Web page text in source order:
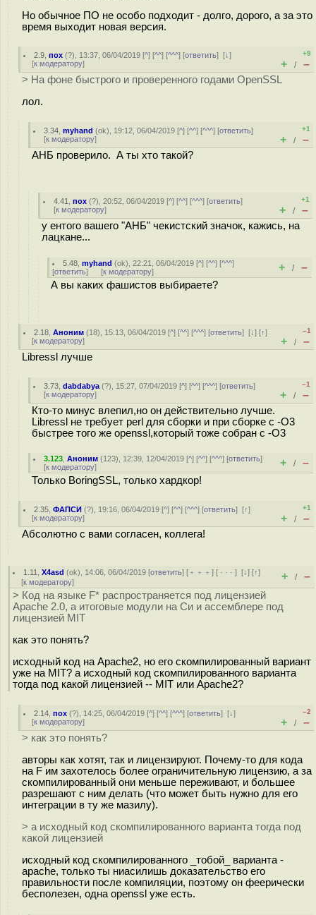
Но обычное ПО не особо подходит - долго, дорого, а за это
время выходит новая версия.
2.9 ,пох (?), 13:37, 06/04/2019 [^] [^^] [^^^] [ответить][↓]
[к модератору]
+9
+ / –
> На фоне быстрого и проверенного годами OpenSSL
лол.
3.34 ,myhand (ok), 19:12, 06/04/2019 [^] [^^] [^^^] [ответить]
[к модератору]
+1
+ / –
АНБ проверило. А ты хто такой?
4.41 ,пох (?), 20:52, 06/04/2019 [^] [^^] [^^^] [ответить]
[к модератору]
+1
+ / –
у ентого вашего "АНБ" чекистский значок, кажись, на
лацкане...
5.48 ,myhand (ok), 22:21, 06/04/2019 [^] [^^] [^^^]
[ответить] [к модератору] + / –
А вы каких фашистов выбираете?
2.18 ,Аноним (18), 15:13, 06/04/2019 [^] [^^] [^^^] [ответить][↓] [↑]
[к модератору]
–1
+ / –
Libressl лучше
3.73 ,dabdabya (?), 15:27, 07/04/2019 [^] [^^] [^^^] [ответить]
[к модератору]
–1
+ / –
Кто-то минус влепил,но он действительно лучше.
Libressl не требует perl для сборки и при сборке с -O3
быстрее того же openssl,который тоже собран с -O3
3.123 ,Аноним (123), 12:39, 12/04/2019 [^] [^^] [^^^] [ответить]
[к модератору] + / –
Только BoringSSL, только хардкор!
2.35 ,ФАПСИ (?), 19:16, 06/04/2019 [^] [^^] [^^^] [ответить][↑]
[к модератору]
+1
+ / –
Абсолютно с вами согласен, коллега!
1.11 ,X4asd (ok), 14:06, 06/04/2019 [ответить] [ ﹢﹢﹢] [ · · ·][↓] [↑]
[к модератору] + / –
> Код на языке F* распространяется под лицензией
Apache 2.0, а итоговые модули на Си и ассемблере под
лицензией MIT
как это понять?
исходный код на Apache2, но его скомпилированный вариант
уже на MIT? а исходный код скомпилированного варианта
тогда под какой лицензией -- MIT или Apache2?
2.14 ,пох (?), 14:25, 06/04/2019 [^] [^^] [^^^] [ответить][↓]
[к модератору]
–2
+ / –
> как это понять?
авторы как хотят, так и лицензируют. Почему-то для кода
на F им захотелось более ограничительную лицензию, а за
скомпилированный они меньше переживают, и большее
разрешают с ним делать (что может быть нужно для его
интеграции в ту же мазилу).
> а исходный код скомпилированного варианта тогда под
какой лицензией
исходный код скомпилированного _тобой_ варианта -
apache, только ты ниасилишь доказательство его
правильности после компиляции, поэтому он феерически
бесполезен, одна openssl уже есть.